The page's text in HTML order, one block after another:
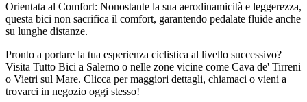
Orientata al Comfort: Nonostante la sua aerodinamicità e leggerezza,
questa bici non sacrifica il comfort, garantendo pedalate fluide anche
su lunghe distanze.
Pronto a portare la tua esperienza ciclistica al livello successivo?
Visita Tutto Bici a Salerno o nelle zone vicine come Cava de' Tirreni
o Vietri sul Mare. Clicca per maggiori dettagli, chiamaci o vieni a
trovarci in negozio oggi stesso!